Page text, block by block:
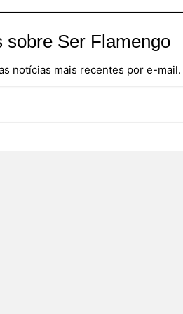
sobre Ser Flamengo
notícias mais recentes por e-mail.